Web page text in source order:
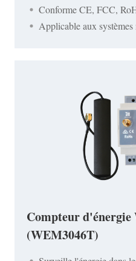
Conforme CE, FCC,
Applicable aux systèmes
Compteur
(WEM3046T)